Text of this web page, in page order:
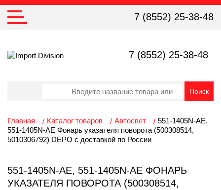
7 (8552) 25-38-48
7 (8552) 25-38-48
Главная Каталог товаров Автосвет
551-1405N-AE,
551-1405N-AE Фонарь указателя поворота (500308514,
5010306792) DEPO с доставкой по России
551-1405N-AE, 551-1405N-AE ФОНАРЬ
УКАЗАТЕЛЯ ПОВОРОТА (500308514,